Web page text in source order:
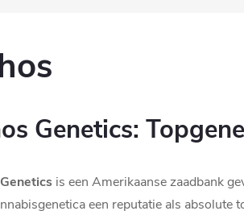
Genetics:
is een Amerikaanse zaadbank
een reputatie als